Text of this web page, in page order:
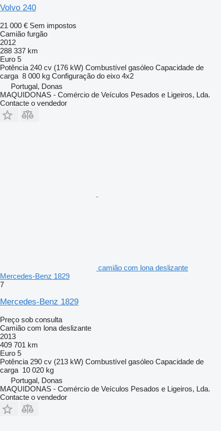
Volvo 240
21 000 € Sem impostos
Camião furgão
2012
288 337 km
Euro 5
Potência 240 cv (176 kW) Combustível gasóleo Capacidade de
carga 8 000 kg Configuração do eixo 4x2
Portugal, Donas
MAQUIDONAS - Comércio de Veículos Pesados e Ligeiros, Lda.
Contacte o vendedor
camião com lona deslizante
Mercedes-Benz 1829
7
Mercedes-Benz 1829
Preço sob consulta
Camião com lona deslizante
2013
409 701 km
Euro 5
Potência 290 cv (213 kW) Combustível gasóleo Capacidade de
carga 10 020 kg
Portugal, Donas
MAQUIDONAS - Comércio de Veículos Pesados e Ligeiros, Lda.
Contacte o vendedor